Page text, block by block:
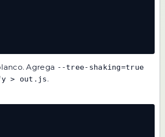
Agrega --tree-shaking=true
> out.js.